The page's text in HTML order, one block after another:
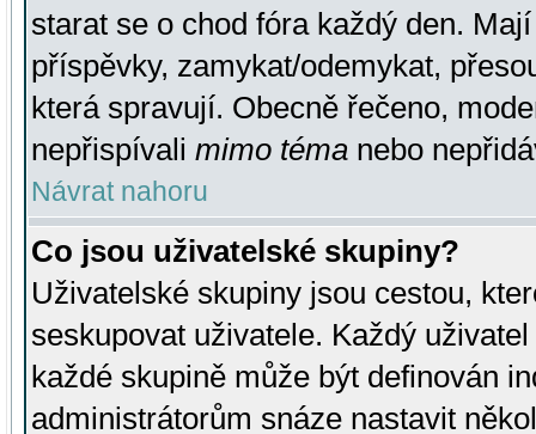
starat se o chod fóra každý den.
příspěvky, zamykat/odemykat,
která spravují. Obecně řečeno,
nepřispívali mimo téma nebo
Návrat nahoru
Co jsou uživatelské skupiny?
Uživatelské skupiny jsou cestou,
seskupovat uživatele. Každý
každé skupině může být definován
administrátorům snáze nastavit